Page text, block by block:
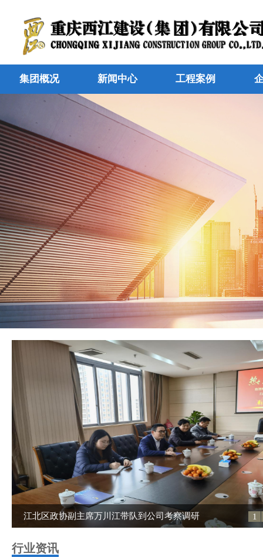
集团概况 新闻中心 工程案例
江北区政协副主席万川江带队到公司考察调研 1
行业资讯